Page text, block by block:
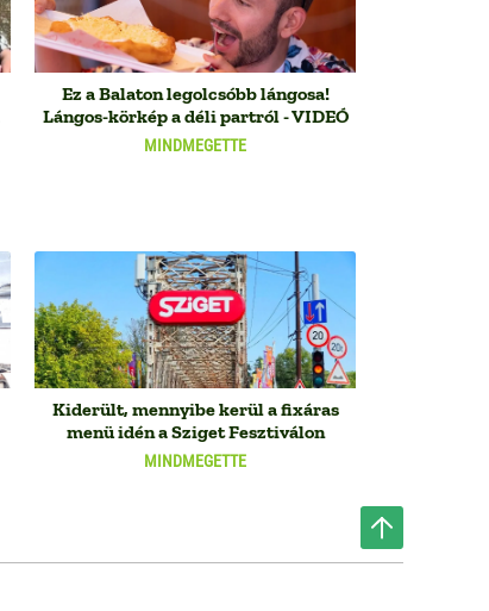
MINDMEGETTE
Ez a Balaton legolcsóbb lángosa!
Lángos-körkép a déli partról - VIDEÓ
MINDMEGETTE
Kiderült, mennyibe kerül a fixáras
menü idén a Sziget Fesztiválon